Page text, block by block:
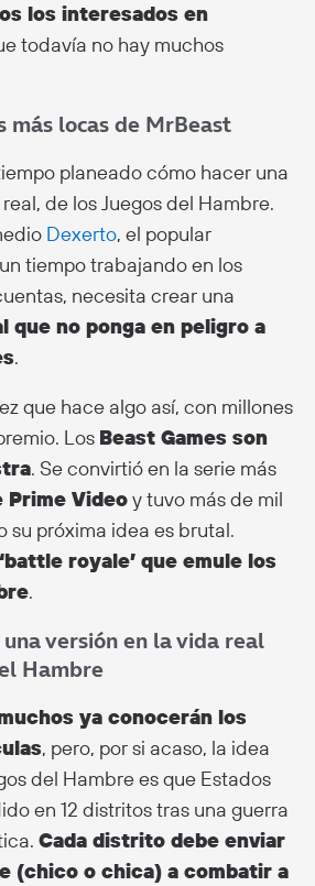
los interesados en
todavía no hay muchos
más locas de MrBeast
planeado cómo hacer una
de los Juegos del Hambre.
Dexerto, el popular
tiempo trabajando en los
necesita crear una
que no ponga en peligro a
.
que hace algo así, con millones
Los Beast Games son
. Se convirtió en la serie más
Prime Videoy tuvo más de mil
su próxima idea es brutal.
royale’ que emule los
.
versión en la vida real
Hambre
ya conocerán los
, pero, por si acaso, la idea
del Hambre es que Estados
en 12 distritos tras una guerra
Cada distrito debe enviar
(chico o chica) a combatir a